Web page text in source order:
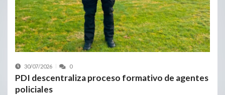
30/07/2026 0
PDI descentraliza proceso formativo de agentes
policiales